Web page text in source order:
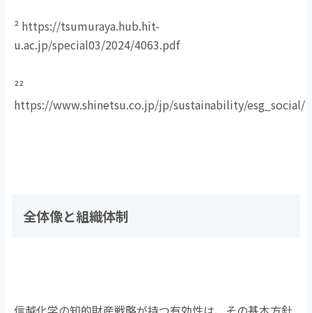
² https://tsumuraya.hub.hit-
u.ac.jp/special03/2024/4063.pdf
²²
https://www.shinetsu.co.jp/jp/sustainability/esg_social/
全体像と組織体制